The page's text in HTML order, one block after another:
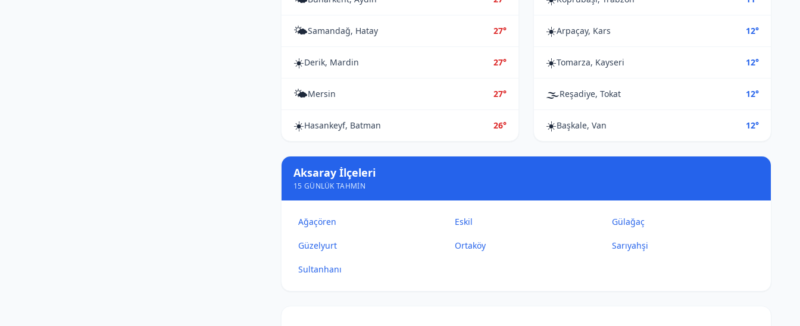
🌤️Samandağ, Hatay 27°
☀️Derik, Mardin 27°
🌤️Mersin 27°
☀️Hasankeyf, Batman 26°
☀️Arpaçay, Kars 12°
☀️Tomarza, Kayseri 12°
🌫️Reşadiye, Tokat 12°
☀️Başkale, Van 12°
Aksaray İlçeleri
15 GÜNLÜK TAHMIN
Ağaçören Eskil Gülağaç
Güzelyurt Ortaköy Sarıyahşi
Sultanhanı